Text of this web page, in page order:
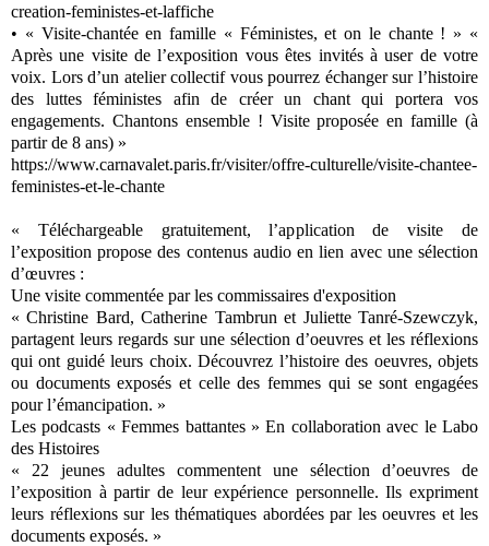
creation-feministes-et-laffiche
• « Visite-chantée en famille « Féministes, et on le chante ! » «
Après une visite de l’exposition vous êtes invités à user de votre
voix. Lors d’un atelier collectif vous pourrez échanger sur l’histoire
des luttes féministes afin de créer un chant qui portera vos
engagements. Chantons ensemble ! Visite proposée en famille (à
partir de 8 ans) »
https://www.carnavalet.paris.fr/visiter/offre-culturelle/visite-chantee-
feministes-et-le-chante
« Téléchargeable gratuitement, l’application de visite de
l’exposition propose des contenus audio en lien avec une sélection
d’œuvres :
Une visite commentée par les commissaires d'exposition
« Christine Bard, Catherine Tambrun et Juliette Tanré-Szewczyk,
partagent leurs regards sur une sélection d’oeuvres et les réflexions
qui ont guidé leurs choix. Découvrez l’histoire des oeuvres, objets
ou documents exposés et celle des femmes qui se sont engagées
pour l’émancipation. »
Les podcasts « Femmes battantes » En collaboration avec le Labo
des Histoires
« 22 jeunes adultes commentent une sélection d’oeuvres de
l’exposition à partir de leur expérience personnelle. Ils expriment
leurs réflexions sur les thématiques abordées par les oeuvres et les
documents exposés. »